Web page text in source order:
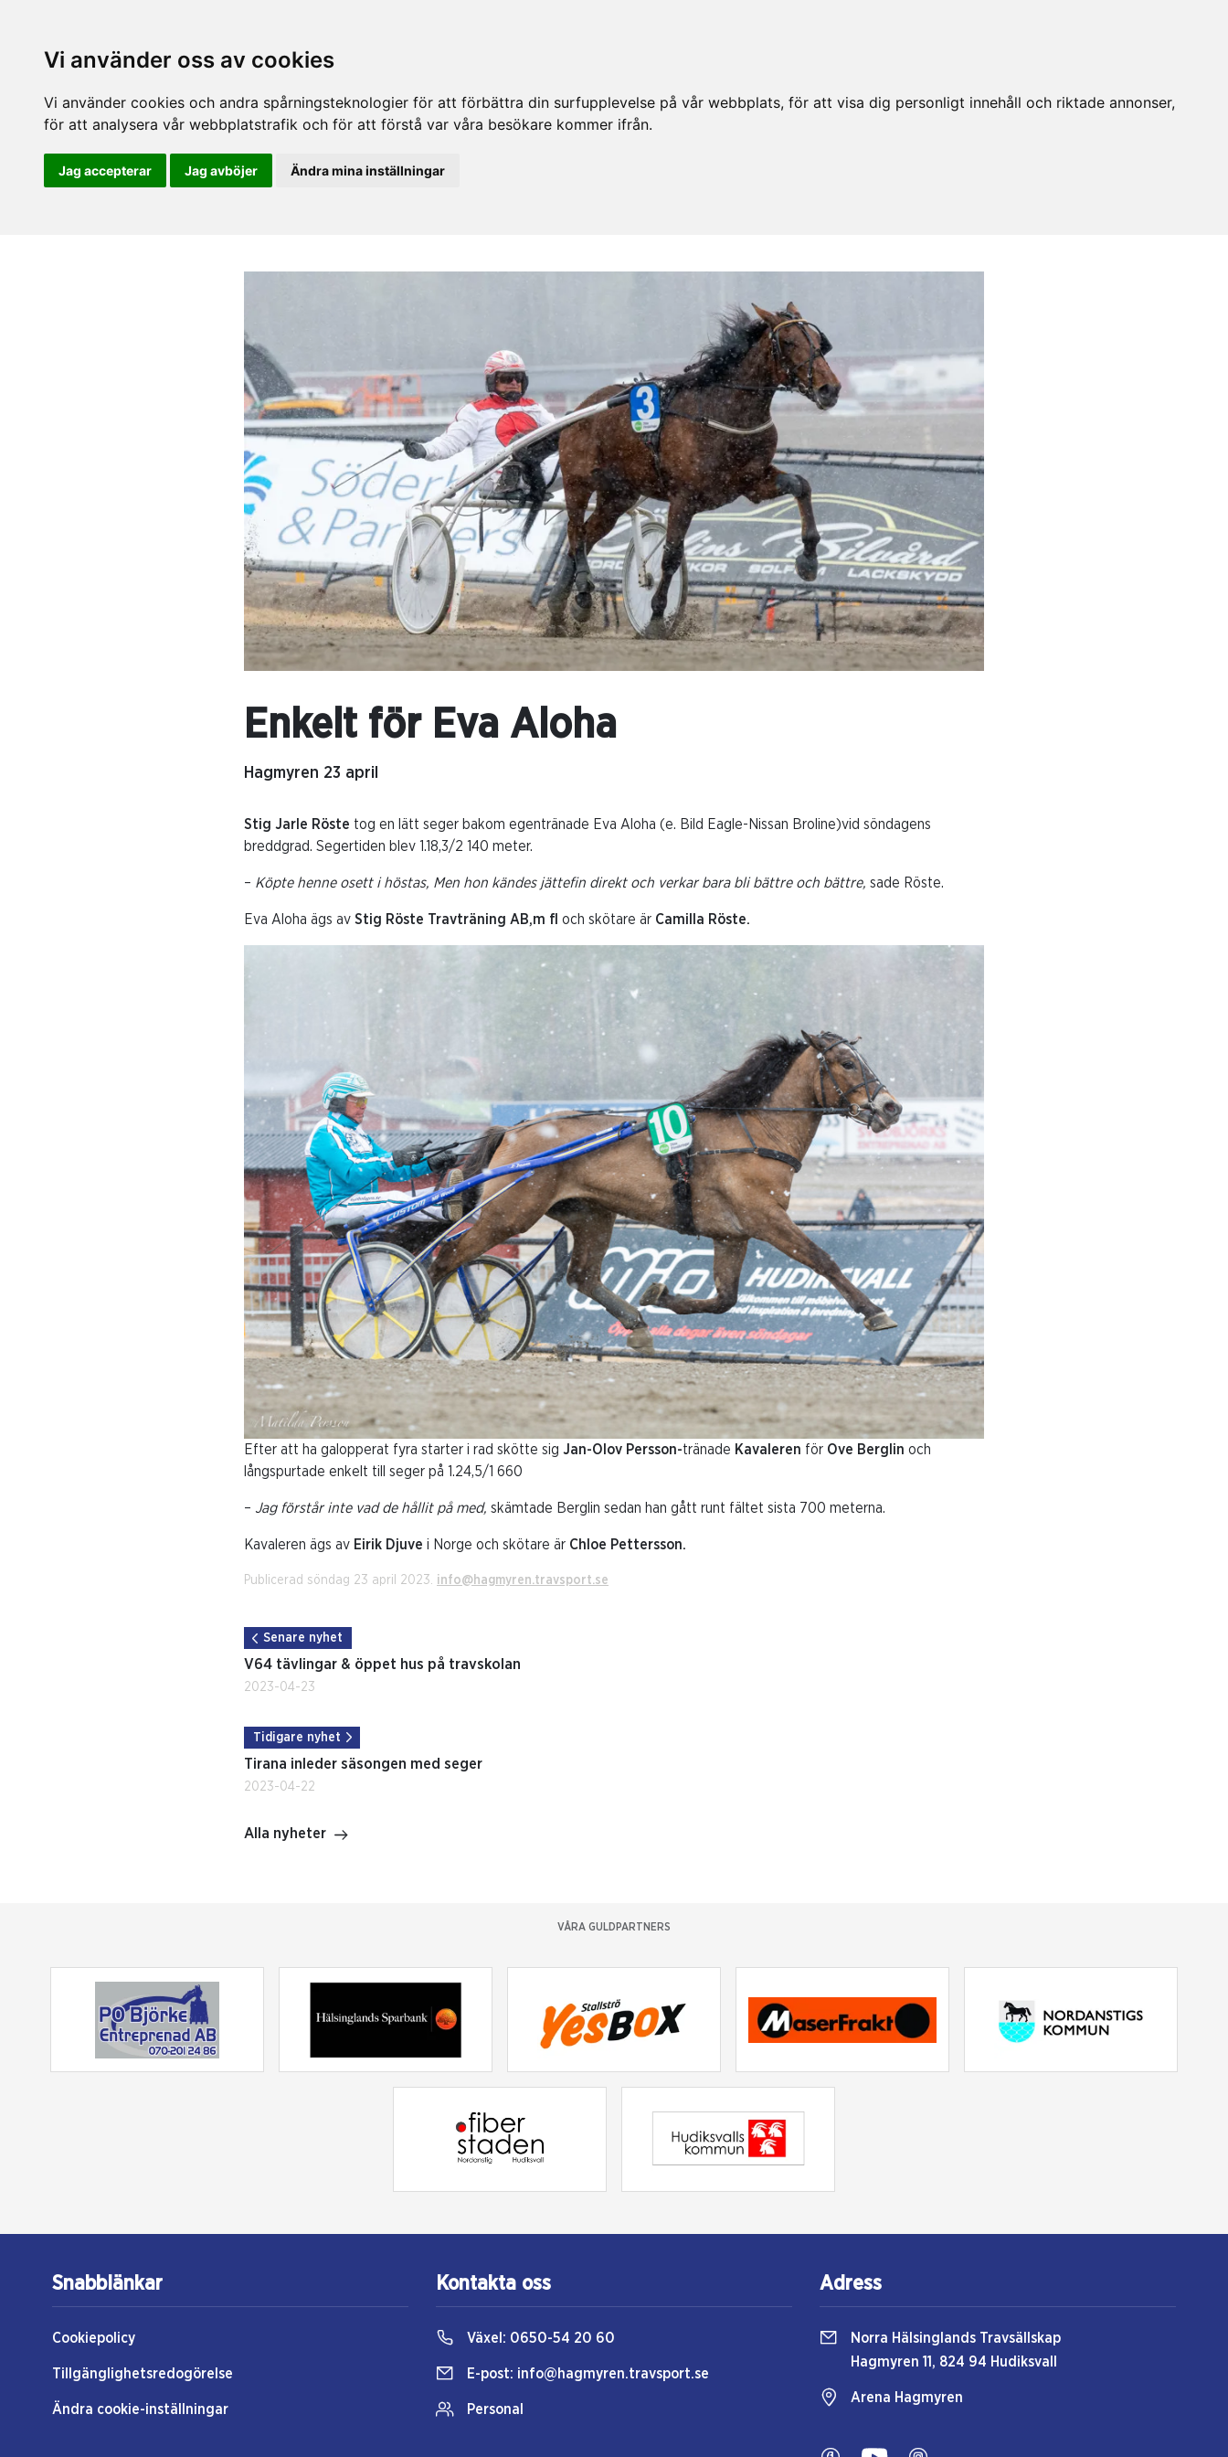
Vi använder oss av cookies
Vi använder cookies och andra spårningsteknologier för att förbättra din surfupplevelse på vår webbplats, för att visa dig personligt innehåll och riktade annonser,
för att analysera vår webbplatstrafik och för att förstå var våra besökare kommer ifrån.
Jag accepterar Jag avböjer Ändra mina inställningar
Enkelt för Eva Aloha
Hagmyren 23 april
Stig Jarle Röste tog en lätt seger bakom egentränade Eva Aloha (e. Bild Eagle-Nissan Broline)vid söndagens
breddgrad. Segertiden blev 1.18,3/2 140 meter.
– Köpte henne osett i höstas, Men hon kändes jättefin direkt och verkar bara bli bättre och bättre, sade Röste.
Eva Aloha ägs av Stig Röste Travträning AB,m fl och skötare är Camilla Röste.
Efter att ha galopperat fyra starter i rad skötte sig Jan-Olov Persson-tränade Kavaleren för Ove Berglin och
långspurtade enkelt till seger på 1.24,5/1 660
– Jag förstår inte vad de hållit på med, skämtade Berglin sedan han gått runt fältet sista 700 meterna.
Kavaleren ägs av Eirik Djuve i Norge och skötare är Chloe Pettersson.
Publicerad söndag 23 april 2023. info@hagmyren.travsport.se
Senare nyhet
V64 tävlingar & öppet hus på travskolan
2023-04-23
Tidigare nyhet
Tirana inleder säsongen med seger
2023-04-22
Alla nyheter
VÅRA GULDPARTNERS
Snabblänkar
Cookiepolicy
Tillgänglighetsredogörelse
Ändra cookie-inställningar
Kontakta oss
Växel: 0650-54 20 60
E-post: info@hagmyren.travsport.se
Personal
Adress
Norra Hälsinglands Travsällskap
Hagmyren 11, 824 94 Hudiksvall
Arena Hagmyren